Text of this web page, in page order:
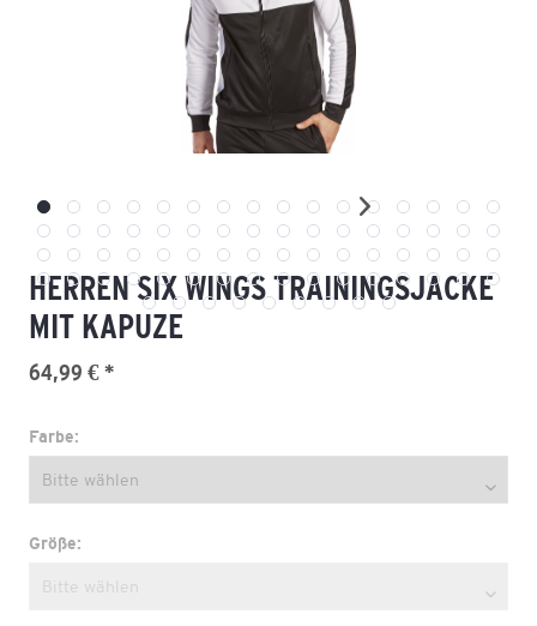
HERREN SIX WINGS TRAININGSJACKE
MIT KAPUZE
64,99 € *
Farbe:
Größe: